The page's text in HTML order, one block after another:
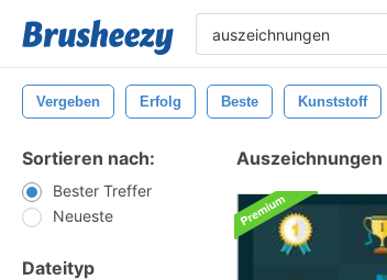
Vergeben Erfolg Beste Kunststoff
Sortieren nach:
Bester Treffer
Neueste
Dateityp
Auszeichnungen